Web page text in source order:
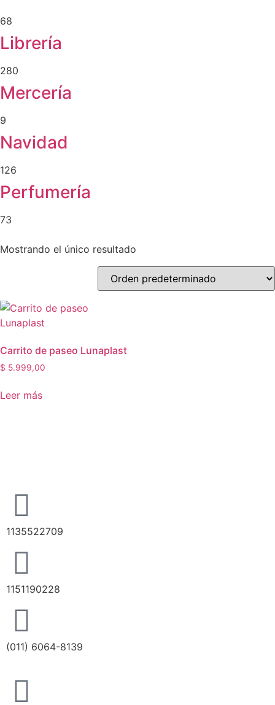
68
Librería
280
Mercería
9
Navidad
126
Perfumería
73
Mostrando el único resultado
Carrito de paseo Lunaplast
$ 5.999,00
Leer más
1135522709
1151190228
(011) 6064-8139